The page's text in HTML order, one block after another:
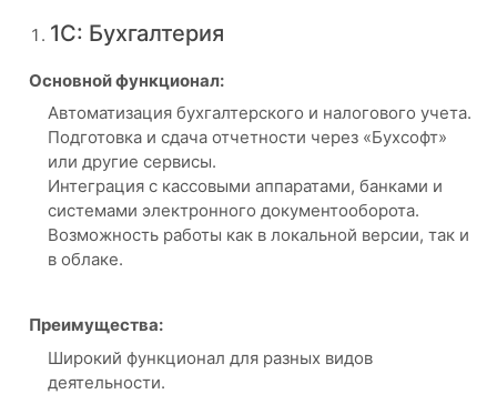
1С: Бухгалтерия
Основной функционал:
Автоматизация бухгалтерского и налогового учета.
Подготовка и сдача отчетности через «Бухсофт»
или другие сервисы.
Интеграция с кассовыми аппаратами, банками и
системами электронного документооборота.
Возможность работы как в локальной версии, так и
в облаке.
Преимущества:
Широкий функционал для разных видов
деятельности.